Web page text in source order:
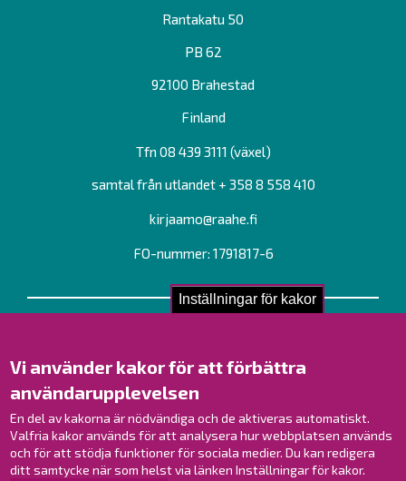
Inställningar för kakor
Vi använder kakor för att förbättra
användarupplevelsen
En del av kakorna är nödvändiga och de aktiveras automatiskt.
Valfria kakor används för att analysera hur webbplatsen används
och för att stödja funktioner för sociala medier. Du kan redigera
ditt samtycke när som helst via länken Inställningar för kakor.
Rantakatu 50
PB 62
92100 Brahestad
Finland
Tfn 08 439 3111 (växel)
samtal från utlandet + 358 8 558 410
kirjaamo@raahe.fi
FO-nummer: 1791817-6
Kontakt
Verksamhetsställen
Kontaktuppgifter till personalen
Guidekarta
Brahestad på Facebook